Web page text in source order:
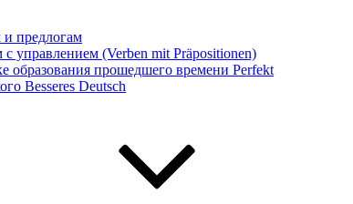
предлогам
с управлением (Verben mit Präpositionen)
образования прошедшего времени Perfekt
Besseres Deutsch